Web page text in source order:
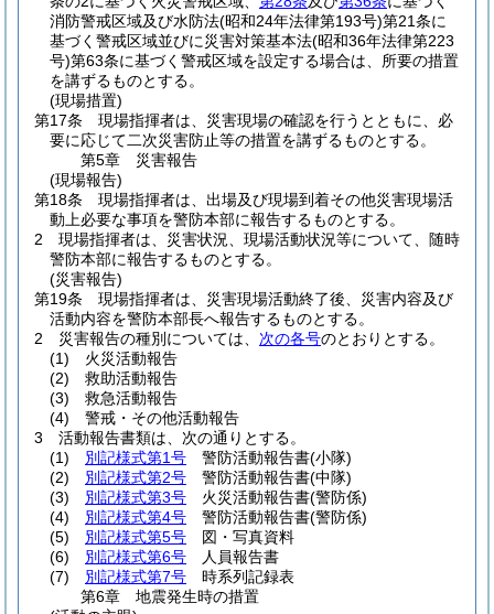
消防警戒区域及び水防法(昭和24年法律第193号)第21条に
基づく警戒区域並びに災害対策基本法(昭和36年法律第223
号)第63条に基づく警戒区域を設定する場合は、所要の措置
を講ずるものとする。
(現場措置)
第17条
現場指揮者は、災害現場の確認を行うとともに、必
要に応じて二次災害防止等の措置を講ずるものとする。
第5章
災害報告
(現場報告)
第18条
現場指揮者は、出場及び現場到着その他災害現場活
動上必要な事項を警防本部に報告するものとする。
2
現場指揮者は、災害状況、現場活動状況等について、随時
警防本部に報告するものとする。
(災害報告)
第19条
現場指揮者は、災害現場活動終了後、災害内容及び
活動内容を警防本部長へ報告するものとする。
2
災害報告の種別については、 次の各号のとおりとする。
(1)
火災活動報告
(2)
救助活動報告
(3)
救急活動報告
(4)
警戒・その他活動報告
3
活動報告書類は、次の通りとする。
(1)
別記様式第1号 警防活動報告書(小隊)
(2)
別記様式第2号 警防活動報告書(中隊)
(3)
別記様式第3号 火災活動報告書(警防係)
(4)
別記様式第4号 警防活動報告書(警防係)
(5)
別記様式第5号 図・写真資料
(6)
別記様式第6号 人員報告書
(7)
別記様式第7号 時系列記録表
第6章
地震発生時の措置